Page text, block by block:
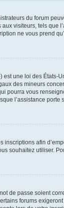
du forum
visiteurs, tels que
ne vous prend
est une loi des
des mineurs
pourra vous
l’assistance
inscriptions afin
souhaitez utiliser.
de passe soient
forums